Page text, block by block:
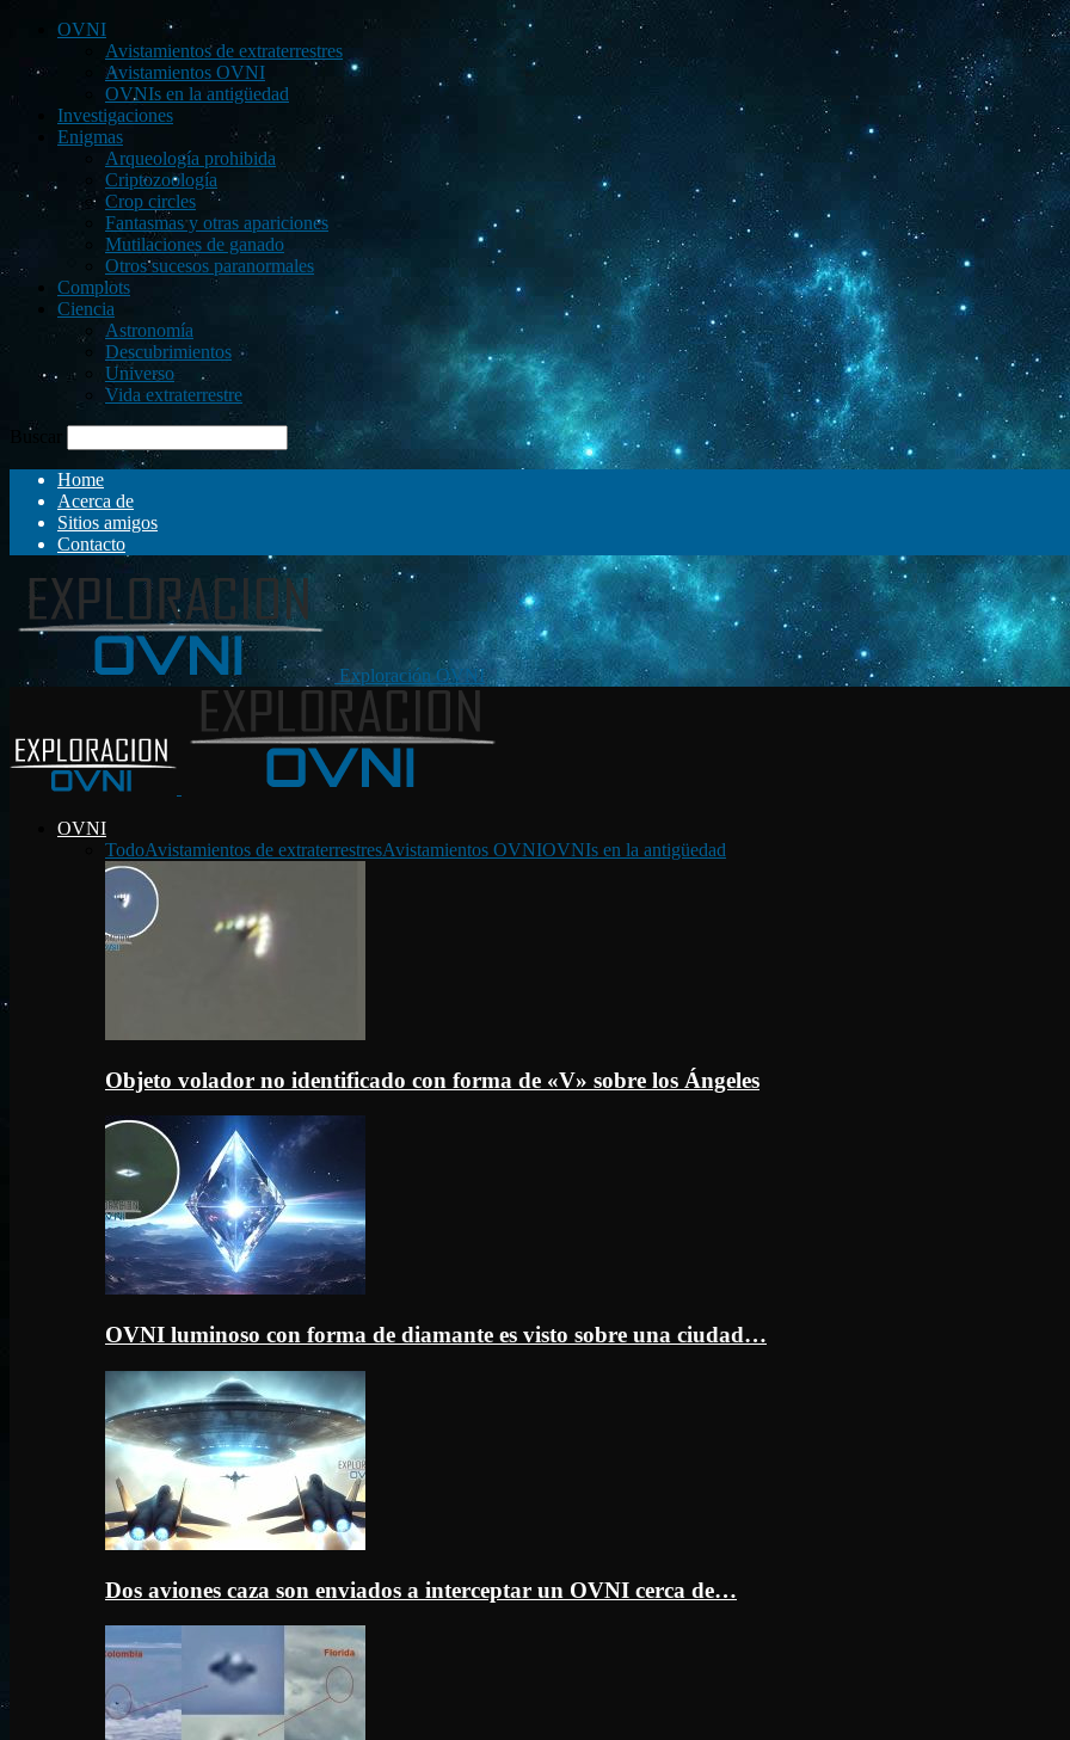
OVNI
Avistamientos de extraterrestres
Avistamientos OVNI
OVNIs en la antigüedad
Investigaciones
Enigmas
Arqueología prohibida
Criptozoología
Crop circles
Fantasmas y otras apariciones
Mutilaciones de ganado
Otros sucesos paranormales
Complots
Ciencia
Astronomía
Descubrimientos
Universo
Vida extraterrestre
Buscar
Home
Acerca de
Sitios amigos
Contacto
Exploración OVNI
OVNI
TodoAvistamientos de extraterrestresAvistamientos OVNIOVNIs en la antigüedad
Objeto volador no identificado con forma de «V» sobre los Ángeles
OVNI luminoso con forma de diamante es visto sobre una ciudad…
Dos aviones caza son enviados a interceptar un OVNI cerca de…